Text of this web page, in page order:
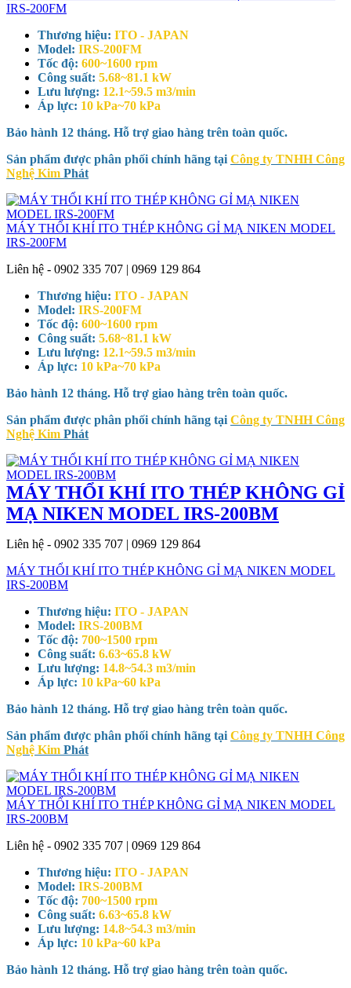
IRS-200FM
Thương hiệu: ITO - JAPAN
Model: IRS-200FM
Tốc độ: 600~1600 rpm
Công suất: 5.68~81.1 kW
Lưu lượng: 12.1~59.5 m3/min
Áp lực: 10 kPa~70 kPa
Bảo hành 12 tháng. Hỗ trợ giao hàng trên toàn quốc.
Sản phẩm được phân phối chính hãng tại Công ty TNHH Công
Nghệ Kim Phát
MÁY THỔI KHÍ ITO THÉP KHÔNG GỈ MẠ NIKEN MODEL
IRS-200FM
Liên hệ - 0902 335 707 | 0969 129 864
Thương hiệu: ITO - JAPAN
Model: IRS-200FM
Tốc độ: 600~1600 rpm
Công suất: 5.68~81.1 kW
Lưu lượng: 12.1~59.5 m3/min
Áp lực: 10 kPa~70 kPa
Bảo hành 12 tháng. Hỗ trợ giao hàng trên toàn quốc.
Sản phẩm được phân phối chính hãng tại Công ty TNHH Công
Nghệ Kim Phát
MÁY THỔI KHÍ ITO THÉP KHÔNG GỈ
MẠ NIKEN MODEL IRS-200BM
Liên hệ - 0902 335 707 | 0969 129 864
MÁY THỔI KHÍ ITO THÉP KHÔNG GỈ MẠ NIKEN MODEL
IRS-200BM
Thương hiệu: ITO - JAPAN
Model: IRS-200BM
Tốc độ: 700~1500 rpm
Công suất: 6.63~65.8 kW
Lưu lượng: 14.8~54.3 m3/min
Áp lực: 10 kPa~60 kPa
Bảo hành 12 tháng. Hỗ trợ giao hàng trên toàn quốc.
Sản phẩm được phân phối chính hãng tại Công ty TNHH Công
Nghệ Kim Phát
MÁY THỔI KHÍ ITO THÉP KHÔNG GỈ MẠ NIKEN MODEL
IRS-200BM
Liên hệ - 0902 335 707 | 0969 129 864
Thương hiệu: ITO - JAPAN
Model: IRS-200BM
Tốc độ: 700~1500 rpm
Công suất: 6.63~65.8 kW
Lưu lượng: 14.8~54.3 m3/min
Áp lực: 10 kPa~60 kPa
Bảo hành 12 tháng. Hỗ trợ giao hàng trên toàn quốc.